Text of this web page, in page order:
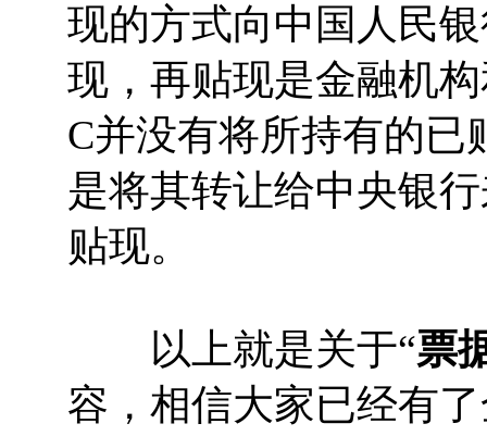
现的方式向中国人民
现，再贴现是金融机
C并没有将所持有的已
是将其转让给中央银
贴现。
以上就是关于“票
容，相信大家已经有